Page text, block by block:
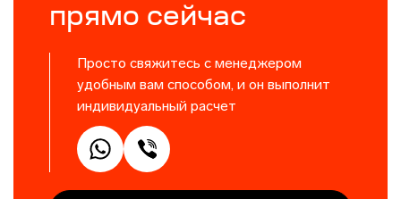
прямо сейчас
Просто свяжитесь с менеджером
удобным вам способом, и он выполнит
индивидуальный расчет